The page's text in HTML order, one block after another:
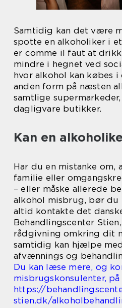
Samtidig kan det være
spotte en alkoholiker i
er comme il faut at
mindre i hegnet ved
hvor alkohol kan købes i
anden form på næsten
samtlige
dagligvare butikker.
Kan en
Har du en mistanke om,
familie eller
– eller måske allerede
alkohol misbrug, bør du
altid kontakte det
Behandlingscenter
rådgivning omkring dit
samtidig kan hjælpe
afvænnings og
Du kan læse mere, og
misbrugskonsulenter, på
https://
stien.dk/